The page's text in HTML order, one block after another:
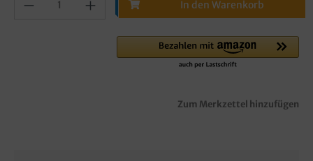
In den Warenkorb
Zum Merkzettel hinzufügen